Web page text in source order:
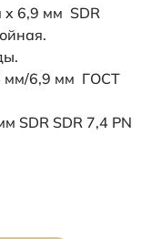
6,9 мм SDR
мм/6,9 мм ГОСТ
SDR SDR 7,4 PN